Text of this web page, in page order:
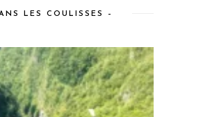
LES COULISSES –